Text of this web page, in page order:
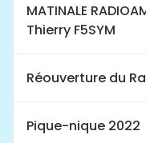
MATINALE
Thierry F5SYM
Réouverture du
Pique-nique 2022